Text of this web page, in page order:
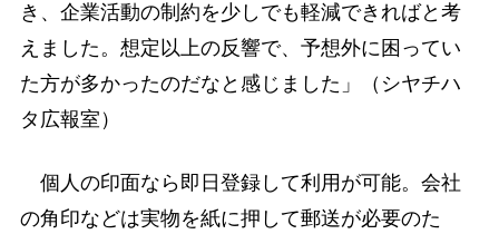
き、企業活動の制約を少しでも軽減できればと考
えました。想定以上の反響で、予想外に困ってい
た方が多かったのだなと感じました」（シヤチハ
タ広報室）
個人の印面なら即日登録して利用が可能。会社
の角印などは実物を紙に押して郵送が必要のた